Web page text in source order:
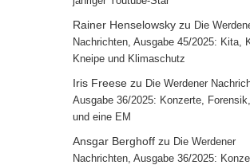
Rainer Henselowsky zu Die
Nachrichten, Ausgabe 45/2025: Kita,
Kneipe und Klimaschutz
Iris Freese zu Die Werdener
Ausgabe 36/2025: Konzerte,
und eine EM
Ansgar Berghoff zu Die Werdener
Nachrichten, Ausgabe 36/2025: